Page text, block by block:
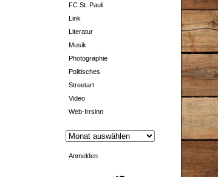
FC St. Pauli
Link
Literatur
Musik
Photographie
Politisches
Streetart
Video
Web-Irrsinn
Anmelden